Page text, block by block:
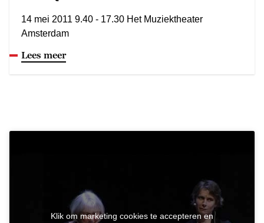
14 mei 2011 9.40 - 17.30 Het Muziektheater
Amsterdam
Lees meer
Klik om marketing cookies te accepteren en